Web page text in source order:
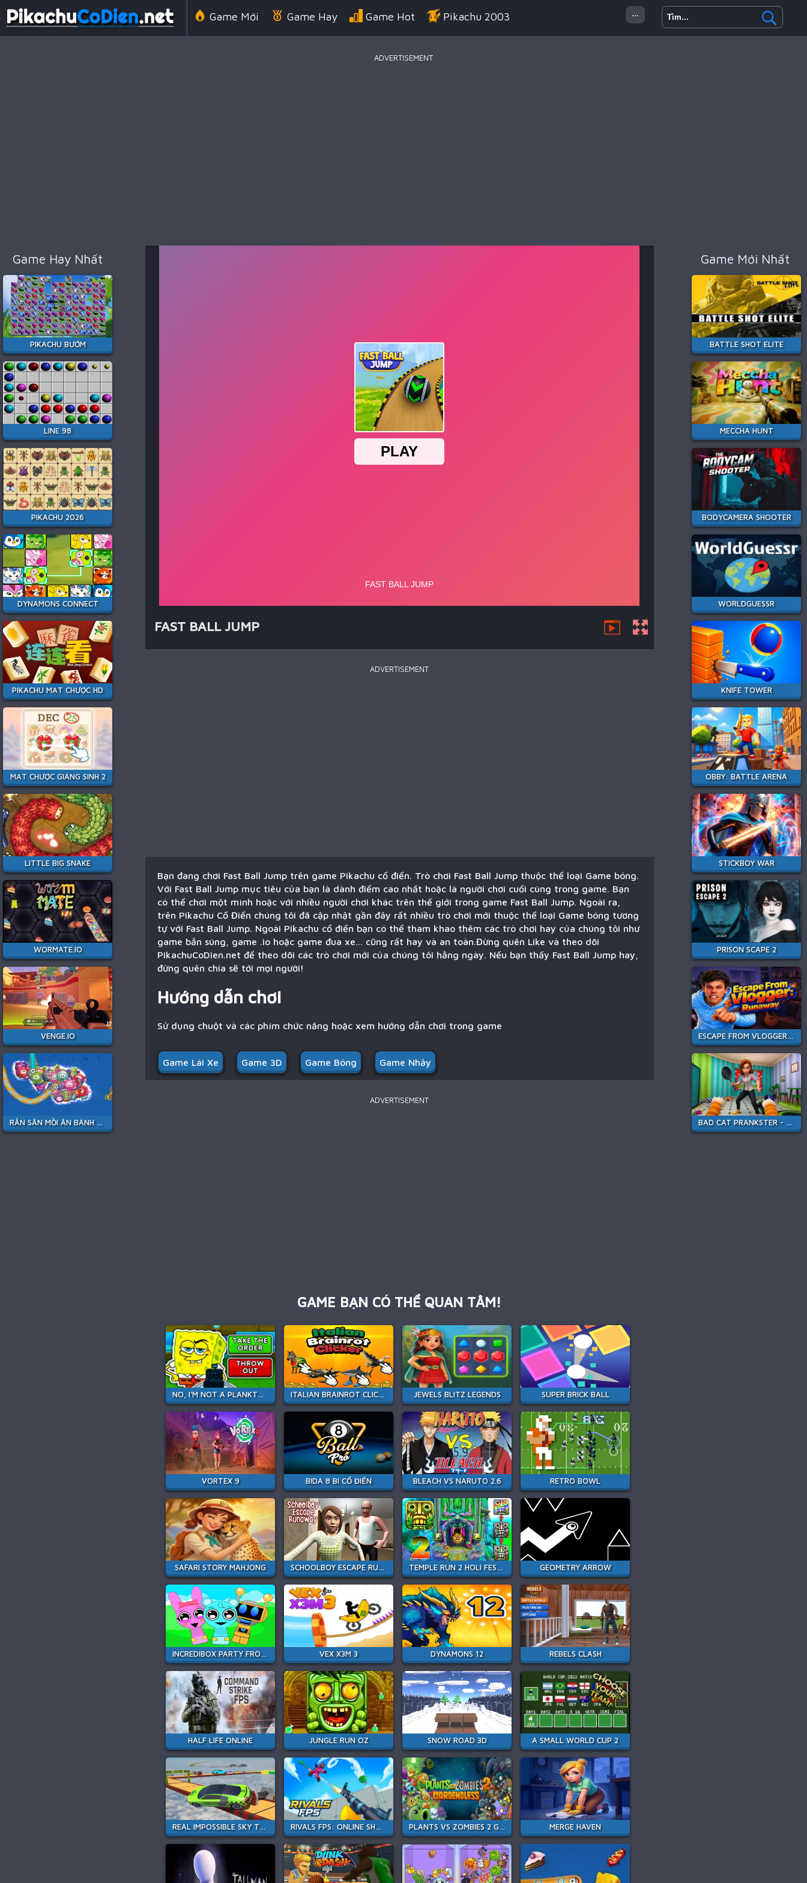
...
Game Mới Game Hay Game Hot Pikachu 2003
ADVERTISEMENT
Game Hay Nhất
PIKACHU BƯỚM
LINE 98
PIKACHU 2026
DYNAMONS CONNECT
PIKACHU MẠT CHƯỢC HD
MẠT CHƯỢC GIÁNG SINH 2
LITTLE BIG SNAKE
WORMATE.IO
VENGE.IO
RẮN SĂN MỒI ĂN BÁNH KẸO
FAST BALL JUMP
ADVERTISEMENT
Bạn đang chơi Fast Ball Jump trên game Pikachu cổ điển. Trò chơi Fast Ball Jump thuộc thể loại Game bóng.
Với Fast Ball Jump mục tiêu của bạn là dành điểm cao nhất hoặc là người chơi cuối cùng trong game. Bạn
có thể chơi một mình hoặc với nhiều người chơi khác trên thế giới trong game Fast Ball Jump. Ngoài ra,
trên Pikachu Cổ Điển chúng tôi đã cập nhật gần đây rất nhiều trò chơi mới thuộc thể loại Game bóng tương
tự với Fast Ball Jump. Ngoài Pikachu cổ điển bạn có thể tham khao thêm các trò chơi hay của chúng tôi như
game bắn súng, game .io hoặc game đua xe... cũng rất hay và an toàn.Đừng quên Like và theo dõi
PikachuCoDien.net để theo dõi các trò chơi mới của chúng tôi hằng ngày. Nếu bạn thấy Fast Ball Jump hay,
đừng quên chia sẽ tới mọi người!
Hướng dẫn chơi
Sử dụng chuột và các phím chức năng hoặc xem hướng dẫn chơi trong game
Game Lái Xe Game 3D Game Bóng Game Nhảy
ADVERTISEMENT
GAME BẠN CÓ THỂ QUAN TÂM!
NO, I'M NOT A PLANKTON ITALIAN BRAINROT CLICKER JEWELS BLITZ LEGENDS SUPER BRICK BALL
VORTEX 9 BIDA 8 BI CỔ ĐIỂN BLEACH VS NARUTO 2.6 RETRO BOWL
SAFARI STORY MAHJONG SCHOOLBOY ESCAPE RUNAWAY TEMPLE RUN 2 HOLI FESTIVAL GEOMETRY ARROW
INCREDIBOX PARTY FROZEN SPRUNKI BEAT VEX X3M 3 DYNAMONS 12 REBELS CLASH
HALF LIFE ONLINE JUNGLE RUN OZ SNOW ROAD 3D A SMALL WORLD CUP 2
REAL IMPOSSIBLE SKY TRACKS CAR DRIVING RIVALS FPS: ONLINE SHOOTER PLANTS VS ZOMBIES 2 GARDENDLESS MERGE HAVEN
Game Mới Nhất
BATTLE SHOT ELITE
MECCHA HUNT
BODYCAMERA SHOOTER
WORLDGUESSR
KNIFE TOWER
OBBY: BATTLE ARENA
STICKBOY WAR
PRISON SCAPE 2
ESCAPE FROM VLOGGER: RUNAWAY
BAD CAT PRANKSTER - MOM IS RETURN